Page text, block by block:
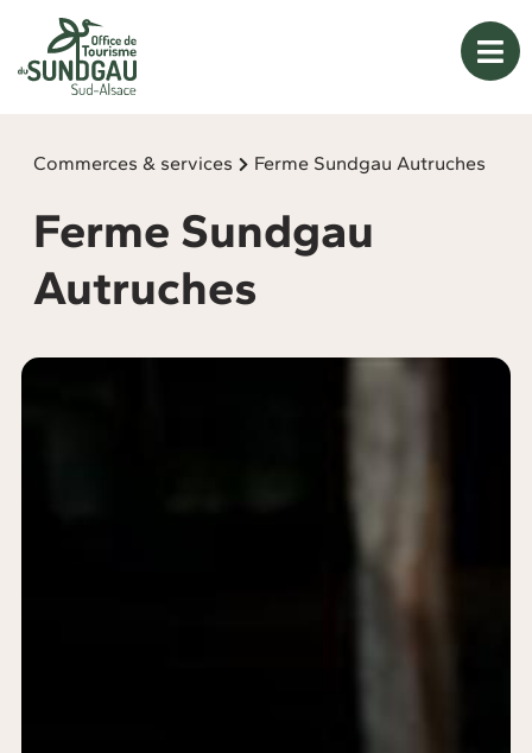
Commerces & services Ferme Sundgau Autruches
Ferme Sundgau
Autruches
Panneau de gestion des cookies